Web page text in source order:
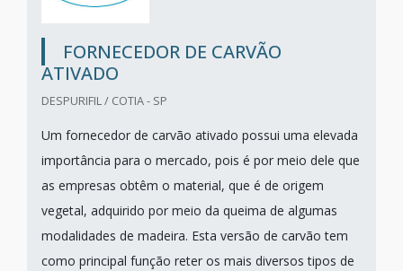
FORNECEDOR DE CARVÃO
ATIVADO
DESPURIFIL / COTIA - SP
Um fornecedor de carvão ativado possui uma elevada
importância para o mercado, pois é por meio dele que
as empresas obtêm o material, que é de origem
vegetal, adquirido por meio da queima de algumas
modalidades de madeira. Esta versão de carvão tem
como principal função reter os mais diversos tipos de